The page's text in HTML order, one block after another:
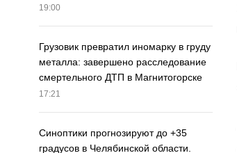
19:00
Грузовик превратил иномарку в груду
металла: завершено расследование
смертельного ДТП в Магнитогорске
17:21
Синоптики прогнозируют до +35
градусов в Челябинской области.